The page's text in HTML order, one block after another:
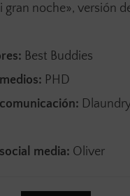
gran noche», versión
Best Buddies
PHD
media: Oliver